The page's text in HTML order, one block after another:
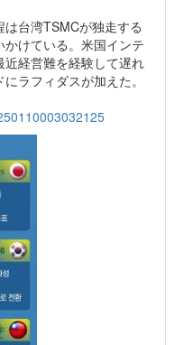
台湾TSMCが独走する
けている。米国インテ
近経営難を経験して遅れ
ラフィダスが加えた。